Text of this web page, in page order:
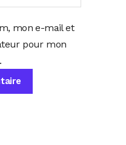
mon e-mail et
pour mon